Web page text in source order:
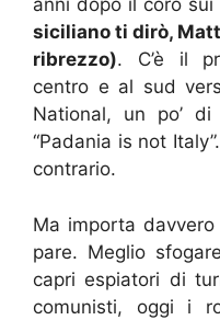
anni dopo il coro
siciliano ti dirò,
ribrezzo). C’è il
centro e al sud
National, un po’
“Padania is not
contrario.
Ma importa
pare. Meglio
capri espiatori di
comunisti, oggi i